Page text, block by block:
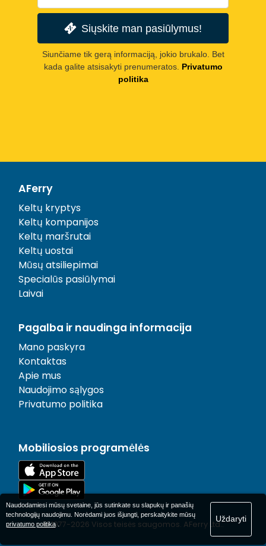
Siųskite man pasiūlymus!
Siunčiame tik gerą informaciją, jokio brukalo. Bet
kada galite atsisakyti prenumeratos. Privatumo
politika
AFerry
Keltų kryptys
Keltų kompanijos
Keltų maršrutai
Keltų uostai
Mūsų atsiliepimai
Specialūs pasiūlymai
Laivai
Pagalba ir naudinga informacija
Mano paskyra
Kontaktas
Apie mus
Naudojimo sąlygos
Privatumo politika
Mobiliosios programėlės
© 1977-2026 Visos teisės saugomos. AFerry Ltd..
Naudodamiesi mūsų svetaine, jūs sutinkate su slapukų ir panašių
technologijų naudojimu. Norėdami juos išjungti, perskaitykite mūsų
privatumo politika.
Uždaryti